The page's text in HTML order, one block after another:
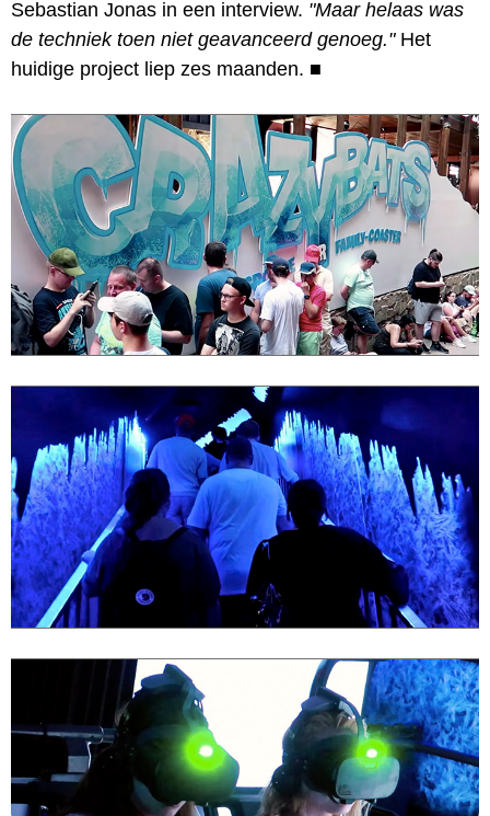
Sebastian Jonas in een interview. "Maar helaas was
de techniek toen niet geavanceerd genoeg."Het
huidige project liep zes maanden. ■